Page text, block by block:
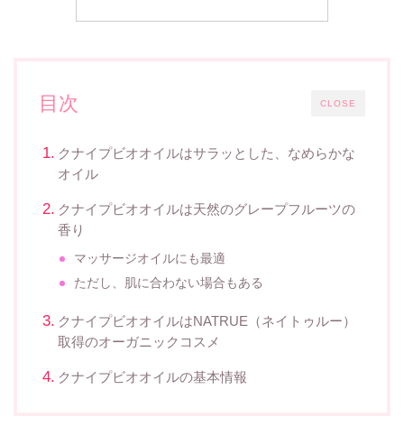
CLOSE
目次
クナイプビオオイルはサラッとした、なめらかな
オイル
クナイプビオオイルは天然のグレープフルーツの
香り
マッサージオイルにも最適
ただし、肌に合わない場合もある
クナイプビオオイルはNATRUE（ネイトゥルー）
取得のオーガニックコスメ
クナイプビオオイルの基本情報